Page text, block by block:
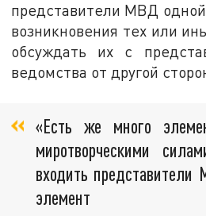
представители МВД одной
возникновения тех или
обсуждать их с
ведомства от другой
«Есть же много
миротворческими
входить представители
элемент